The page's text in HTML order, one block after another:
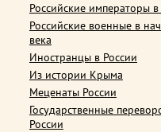
Российские императоры
Российские военные в
века
Иностранцы в России
Из истории Крыма
Меценаты России
Государственные
России